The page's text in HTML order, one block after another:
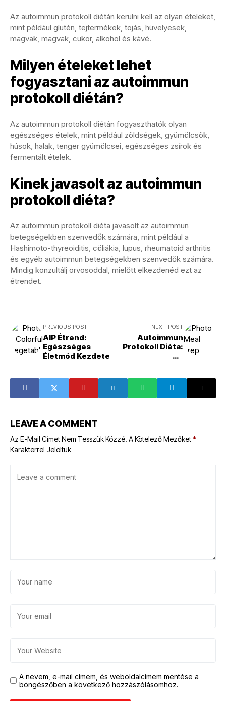
Az autoimmun protokoll diétán kerülni kell az olyan ételeket,
mint például glutén, tejtermékek, tojás, hüvelyesek,
magvak, magvak, cukor, alkohol és kávé.
Milyen ételeket lehet
fogyasztani az autoimmun
protokoll diétán?
Az autoimmun protokoll diétán fogyaszthatók olyan
egészséges ételek, mint például zöldségek, gyümölcsök,
húsok, halak, tenger gyümölcsei, egészséges zsírok és
fermentált ételek.
Kinek javasolt az autoimmun
protokoll diéta?
Az autoimmun protokoll diéta javasolt az autoimmun
betegségekben szenvedők számára, mint például a
Hashimoto-thyreoiditis, cöliákia, lupus, rheumatoid arthritis
és egyéb autoimmun betegségekben szenvedők számára.
Mindig konzultálj orvosoddal, mielőtt elkezdenéd ezt az
étrendet.
PREVIOUS POST
AIP Étrend:
Egészséges
Életmód Kezdete
NEXT POST
Autoimmun
Protokoll Diéta:
Az
Gyulladások
Csökkentése
LEAVE A COMMENT
Az E-Mail Címet Nem Tesszük Közzé. A Kötelező Mezőket*
Karakterrel Jelöltük
A nevem, e-mail címem, és weboldalcímem mentése a
böngészőben a következő hozzászólásomhoz.